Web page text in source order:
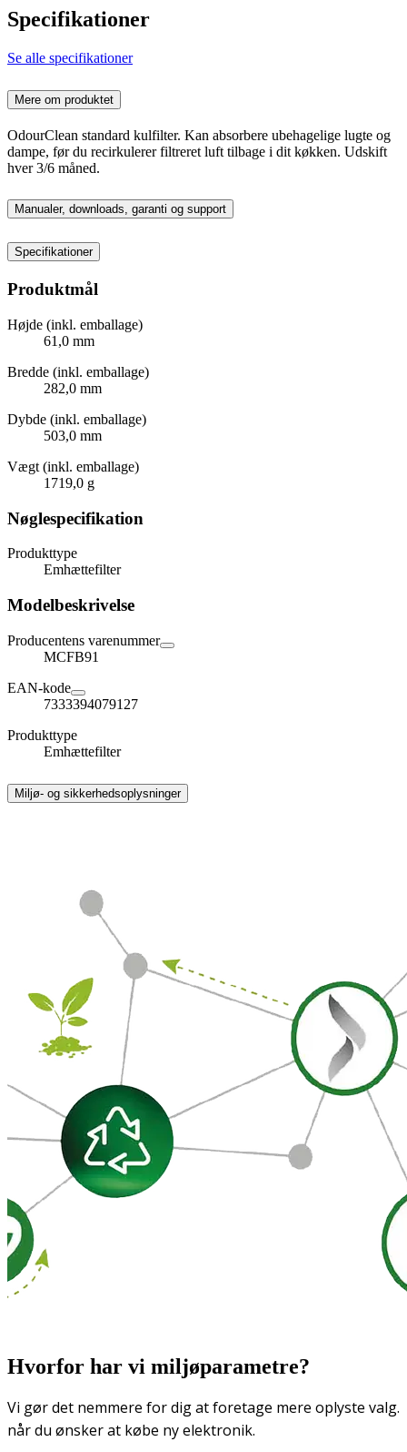
Specifikationer
Se alle specifikationer
Mere om produktet
OdourClean standard kulfilter. Kan absorbere ubehagelige lugte og
dampe, før du recirkulerer filtreret luft tilbage i dit køkken. Udskift
hver 3/6 måned.
Manualer, downloads, garanti og support
Specifikationer
Produktmål
Højde (inkl. emballage)
61,0 mm
Bredde (inkl. emballage)
282,0 mm
Dybde (inkl. emballage)
503,0 mm
Vægt (inkl. emballage)
1719,0 g
Nøglespecifikation
Produkttype
Emhættefilter
Modelbeskrivelse
Producentens varenummer
MCFB91
EAN-kode
7333394079127
Produkttype
Emhættefilter
Miljø- og sikkerhedsoplysninger
Hvorfor har vi miljøparametre?
Vi gør det nemmere for dig at foretage mere oplyste valg.
når du ønsker at købe ny elektronik.